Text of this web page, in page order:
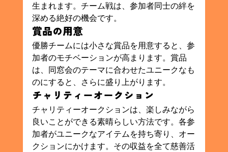
生まれます。チーム戦は、参加者同士の絆を
深める絶好の機会です。
賞品の用意
優勝チームには小さな賞品を用意すると、参
加者のモチベーションが高まります。賞品
は、同窓会のテーマに合わせたユニークなも
のにすると、さらに盛り上がります。
チャリティーオークション
チャリティーオークションは、楽しみながら
良いことができる素晴らしい方法です。各参
加者がユニークなアイテムを持ち寄り、オー
クションにかけます。その収益を全て慈善活